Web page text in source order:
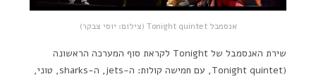
אנסמבל Tonight quintet (צילום: יוסי צבקר)
שירת האנסמבל של Tonight לקראת סוף המערכה הראשונה
(Tonight quintet, עם חמישה קולות: ה-jets, ה-sharks, טוני,